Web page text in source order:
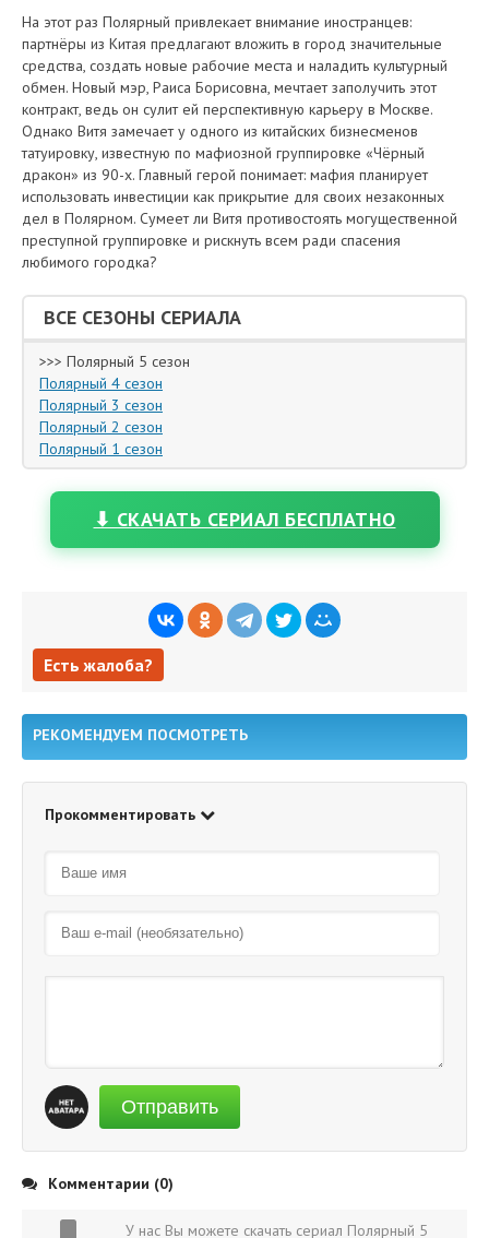
На этот раз Полярный привлекает внимание иностранцев:
партнёры из Китая предлагают вложить в город значительные
средства, создать новые рабочие места и наладить культурный
обмен. Новый мэр, Раиса Борисовна, мечтает заполучить этот
контракт, ведь он сулит ей перспективную карьеру в Москве.
Однако Витя замечает у одного из китайских бизнесменов
татуировку, известную по мафиозной группировке «Чёрный
дракон» из 90-х. Главный герой понимает: мафия планирует
использовать инвестиции как прикрытие для своих незаконных
дел в Полярном. Сумеет ли Витя противостоять могущественной
преступной группировке и рискнуть всем ради спасения
любимого городка?
ВСЕ СЕЗОНЫ СЕРИАЛА
>>> Полярный 5 сезон
Полярный 4 сезон
Полярный 3 сезон
Полярный 2 сезон
Полярный 1 сезон
⬇ СКАЧАТЬ СЕРИАЛ БЕСПЛАТНО
Есть жалоба?
РЕКОМЕНДУЕМ ПОСМОТРЕТЬ
Прокомментировать
Отправить
Комментарии (0)
У нас Вы можете скачать сериал Полярный 5